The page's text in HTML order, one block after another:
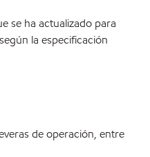
se ha actualizado para
la especificación
de operación, entre